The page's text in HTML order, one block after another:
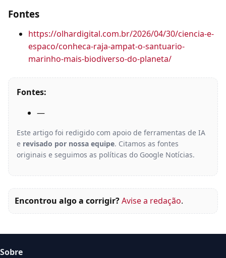
Fontes
https://olhardigital.com.br/2026/04/30/ciencia-e-
espaco/conheca-raja-ampat-o-santuario-
marinho-mais-biodiverso-do-planeta/
Fontes:
—
Este artigo foi redigido com apoio de ferramentas de IA
e revisado por nossa equipe. Citamos as fontes
originais e seguimos as políticas do Google Notícias.
Encontrou algo a corrigir?Avise a redação.
Sobre